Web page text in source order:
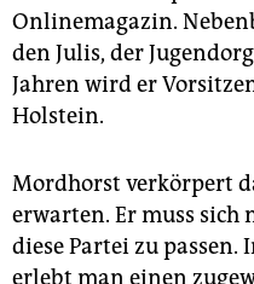
Onlinemagazin.
den Julis, der
Jahren wird er
Holstein.
Mordhorst verkörpert
erwarten. Er muss sich
diese Partei zu passen.
erlebt man einen